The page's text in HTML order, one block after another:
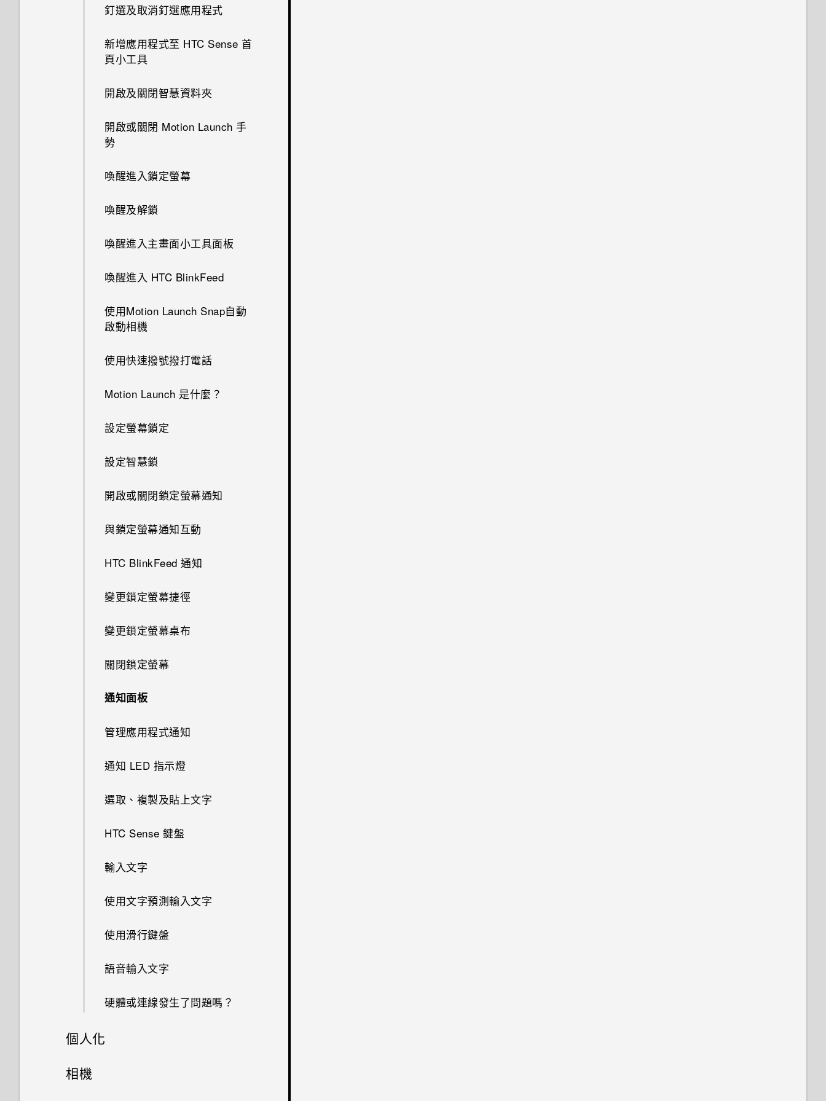
釘選及取消釘選應用程式
新增應用程式至 HTC Sense 首
頁小工具
開啟及關閉智慧資料夾
開啟或關閉 Motion Launch 手
勢
喚醒進入鎖定螢幕
喚醒及解鎖
喚醒進入主畫面小工具面板
喚醒進入 HTC BlinkFeed
使用Motion Launch Snap自動
啟動相機
使用快速撥號撥打電話
Motion Launch 是什麼？
設定螢幕鎖定
設定智慧鎖
開啟或關閉鎖定螢幕通知
與鎖定螢幕通知互動
HTC BlinkFeed 通知
變更鎖定螢幕捷徑
變更鎖定螢幕桌布
關閉鎖定螢幕
通知面板
管理應用程式通知
通知 LED 指示燈
選取、複製及貼上文字
HTC Sense 鍵盤
輸入文字
使用文字預測輸入文字
使用滑行鍵盤
語音輸入文字
硬體或連線發生了問題嗎？
個人化
手機設定及傳輸
相機